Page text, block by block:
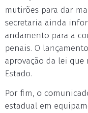
mutirões para dar
secretaria ainda
andamento para a
penais. O
aprovação da lei
Estado.
Por fim, o
estadual em